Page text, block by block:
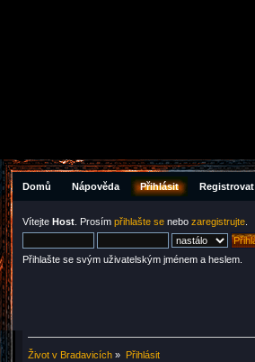
Domů Nápověda Přihlásit Registrovat
Vítejte Host . Prosím přihlašte se nebo zaregistrujte
Přihlašte se svým uživatelským jménem a heslem.
Život v Bradavicích » Přihlásit